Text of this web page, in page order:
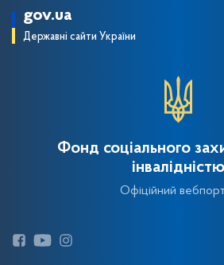
gov.ua
Державні сайти України
Фонд соціального
інвалідністю
Офіційний